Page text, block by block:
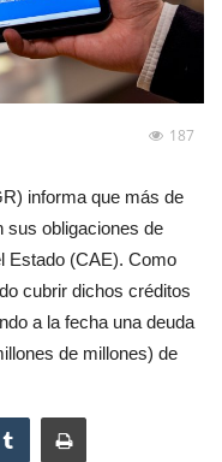
187
informa que más de
sus obligaciones de
Estado (CAE). Como
cubrir dichos créditos
a la fecha una deuda
de millones) de